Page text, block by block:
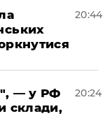
20:44
— у РФ
склади,
20:24